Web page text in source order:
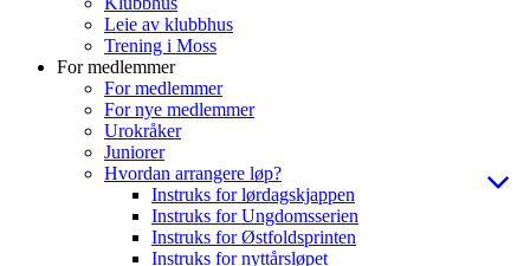
Leie av klubbhus
Trening i Moss
For medlemmer
For medlemmer
For nye medlemmer
Urokråker
Juniorer
Hvordan arrangere løp?
Instruks for lørdagskjappen
Instruks for Ungdomsserien
Instruks for Østfoldsprinten
Instruks for nyttårsløpet